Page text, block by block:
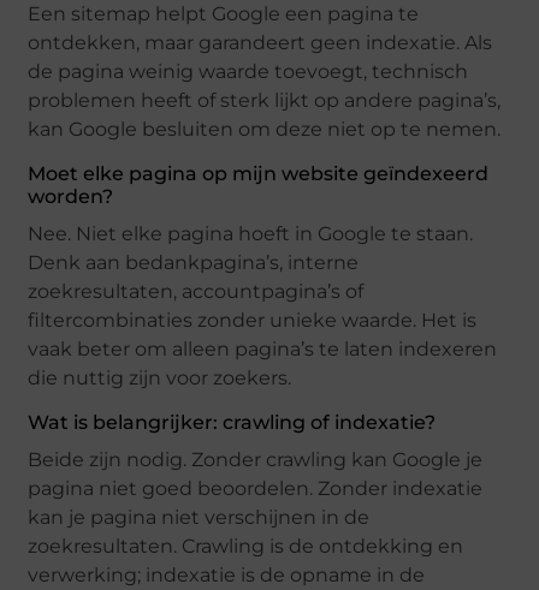
Een sitemap helpt Google een pagina te
ontdekken, maar garandeert geen indexatie. Als
de pagina weinig waarde toevoegt, technisch
problemen heeft of sterk lijkt op andere pagina’s,
kan Google besluiten om deze niet op te nemen.
Moet elke pagina op mijn website geïndexeerd
worden?
Nee. Niet elke pagina hoeft in Google te staan.
Denk aan bedankpagina’s, interne
zoekresultaten, accountpagina’s of
filtercombinaties zonder unieke waarde. Het is
vaak beter om alleen pagina’s te laten indexeren
die nuttig zijn voor zoekers.
Wat is belangrijker: crawling of indexatie?
Beide zijn nodig. Zonder crawling kan Google je
pagina niet goed beoordelen. Zonder indexatie
kan je pagina niet verschijnen in de
zoekresultaten. Crawling is de ontdekking en
verwerking; indexatie is de opname in de